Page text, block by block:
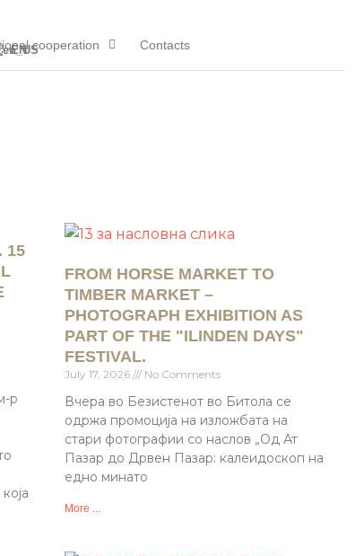
EN cooperation Contacts
15
р
FROM HORSE MARKET TO
TIMBER MARKET –
PHOTOGRAPH EXHIBITION AS
PART OF THE "ILINDEN DAYS"
FESTIVAL.
July 17, 2026 No Comments
Вчера во Безистенот во Битола се
одржа промоција на изложбата на
стари фотографии со наслов „Од Ат
Пазар до Дрвен Пазар: калеидоскоп на
едно минато
More ...